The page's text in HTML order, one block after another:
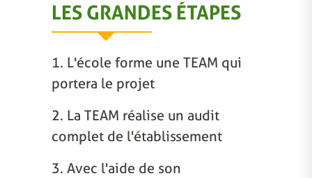
LES GRANDES ÉTAPES
1. L'école forme une TEAM qui
portera le projet
2. La TEAM réalise un audit
complet de l'établissement
3. Avec l'aide de son